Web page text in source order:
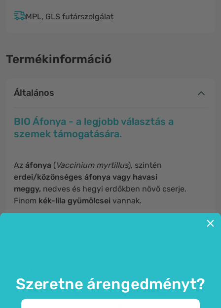
MPL, GLS futárszolgálat
Termékinformáció
Általános
BIO Áfonya - a legjobb választás a
szemek támogatására.
Az áfonya (Vaccinium myrtillus), szintén
erdei/közönséges áfonya vagy havasi
meggy, nedves és hegyi erdőkben növő cserje.
Finom kék-lila gyümölcsei vannak.
számunkra a fény és a mélység érzékelését. A szem
három rétegből áll - kötőszövetből (
ellátott kötőszövet), vaszkuláris és idegrétegből
Szeretne árengedményt?